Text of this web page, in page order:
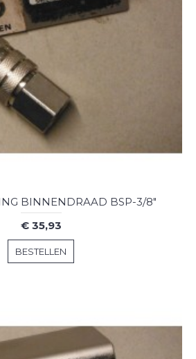
BINNENDRAAD BSP-3/8"
€ 35,93
BESTELLEN